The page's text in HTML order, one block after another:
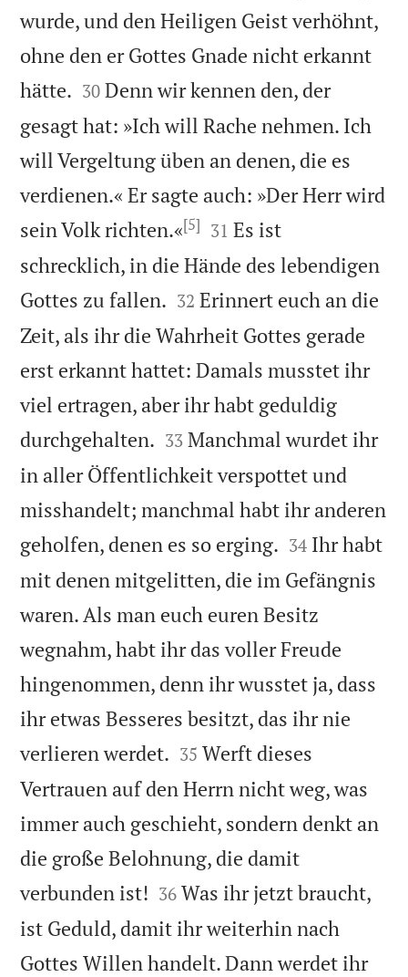
wurde, und den Heiligen Geist verhöhnt,
ohne den er Gottes Gnade nicht erkannt
hätte. 

30 Denn wir kennen den, der
gesagt hat: »Ich will Rache nehmen. Ich
will Vergeltung üben an denen, die es
verdienen.« Er sagte auch: »Der Herr wird
sein Volk richten.«[5] 

31 Es ist
schrecklich, in die Hände des lebendigen
Gottes zu fallen. 

32 Erinnert euch an die
Zeit, als ihr die Wahrheit Gottes gerade
erst erkannt hattet: Damals musstet ihr
viel ertragen, aber ihr habt geduldig
durchgehalten. 

33 Manchmal wurdet ihr
in aller Öffentlichkeit verspottet und
misshandelt; manchmal habt ihr anderen
geholfen, denen es so erging. 

34 Ihr habt
mit denen mitgelitten, die im Gefängnis
waren. Als man euch euren Besitz
wegnahm, habt ihr das voller Freude
hingenommen, denn ihr wusstet ja, dass
ihr etwas Besseres besitzt, das ihr nie
verlieren werdet. 

35 Werft dieses
Vertrauen auf den Herrn nicht weg, was
immer auch geschieht, sondern denkt an
die große Belohnung, die damit
verbunden ist! 

36 Was ihr jetzt braucht,
ist Geduld, damit ihr weiterhin nach
Gottes Willen handelt. Dann werdet ihr